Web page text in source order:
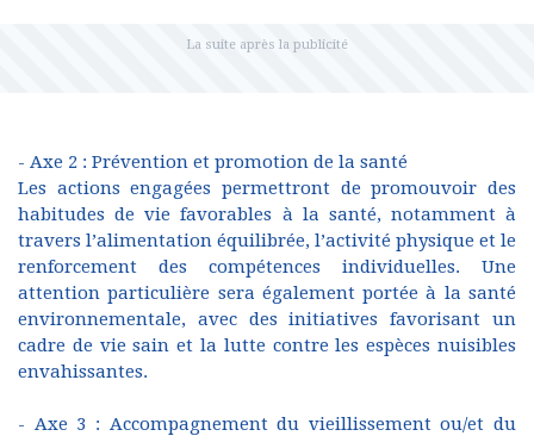
- Axe 2 : Prévention et promotion de la santé
Les actions engagées permettront de promouvoir des
habitudes de vie favorables à la santé, notamment à
travers l’alimentation équilibrée, l’activité physique et le
renforcement des compétences individuelles. Une
attention particulière sera également portée à la santé
environnementale, avec des initiatives favorisant un
cadre de vie sain et la lutte contre les espèces nuisibles
envahissantes.
- Axe 3 : Accompagnement du vieillissement ou/et du